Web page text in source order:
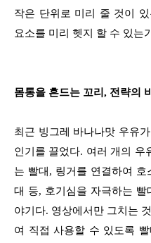
작은 단위로 미리 줄 것이
요소를 미리 헷지 할 수 있는
몸통을 흔드는 꼬리, 전략의
최근 빙그레 바나나맛 우유
인기를 끌었다. 여러 개의 우
는 빨대, 링거를 연결하여
대 등, 호기심을 자극하는 빨
야기다. 영상에서만 그치는
여 직접 사용할 수 있도록